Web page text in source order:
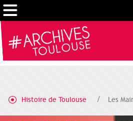
Histoire de Toulouse Les
Cookies management panel